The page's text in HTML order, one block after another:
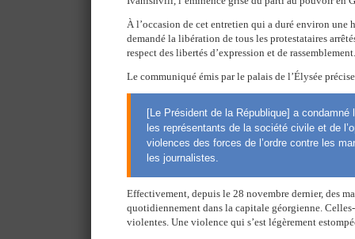
À l’occasion de cet entretien qui a duré environ une
demandé la libération de tous les protestataires
respect des libertés d’expression et de rassemblement.
Le communiqué émis par le palais de l’Élysée
[Le Président de la République] a
les représentants de la société civile et de
violences des forces de l’ordre contre les
les journalistes.
Effectivement, depuis le 28 novembre dernier, des
quotidiennement dans la capitale géorgienne.
violentes. Une violence qui s’est légèrement